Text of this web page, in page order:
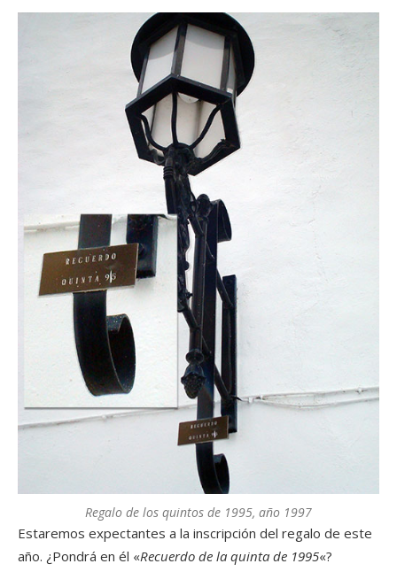
Regalo de los quintos de 1995, año 1997
Estaremos expectantes a la inscripción del regalo de este
año. ¿Pondrá en él «Recuerdo de la quinta de 1995«?